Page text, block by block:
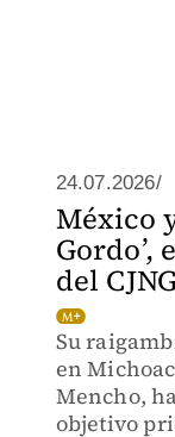
24.07.2026/
México
del
Su
en
Mencho,
objetivo